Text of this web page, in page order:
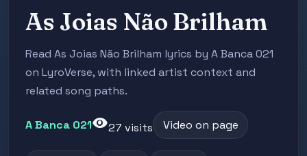
As Joias Não Brilham
Read As Joias Não Brilham lyrics by A Banca 021
on LyroVerse, with linked artist context and
related song paths.
A Banca 021visibility27 visits Video on page